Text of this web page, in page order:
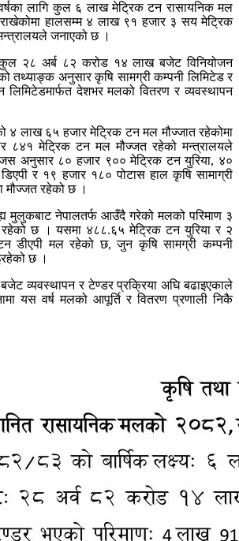
लागि कुल ६ लाख मेट्रिक टन रासायनिक मल
राखेकोमा हालसम्म ४ लाख ९१ हजार ३ सय मेट्रिक
जनाएको छ ।
कुल २८ अर्ब ८२ करोड १४ लाख बजेट विनियोजन
तथ्याङ्क अनुसार कृषि सामग्री कम्पनी लिमिटेड र
लिमिटेडमार्फत देशभर मलको वितरण र व्यवस्थापन
४ लाख ६५ हजार मेट्रिक टन मल मौज्जात रहेकोमा
८४१ मेट्रिक टन मल मौज्जत रहेको मन्त्रालयले
अनुसार ८० हजार ९०० मेट्रिक टन युरिया, ४०
र १९ हजार १८० पोटास हाल कृषि सामाग्री
मौज्जत रहेको छ ।
मुलुकबाट नेपालतर्फ आउँदै गरेको मलको परिमाण ३
छ । यसमा ४८८.६५ मेट्रिक टन युरिया र २
डीएपी मल रहेको छ, जुन कृषि सामग्री कम्पनी
छ ।
व्यवस्थापन र टेण्डर प्रक्रिया अघि बढाइएकाले
यस वर्ष मलको आपूर्ति र वितरण प्रणाली निकै